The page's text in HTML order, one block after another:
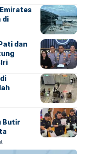
di
dan
Butir
-